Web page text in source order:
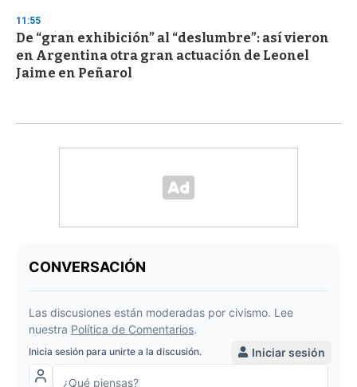
11:55
De “gran exhibición” al “deslumbre”: así vieron
en Argentina otra gran actuación de Leonel
Jaime en Peñarol